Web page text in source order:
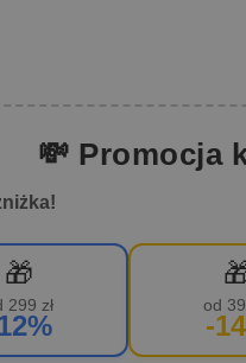
💸 Promocja
🎁
299 zł od
-